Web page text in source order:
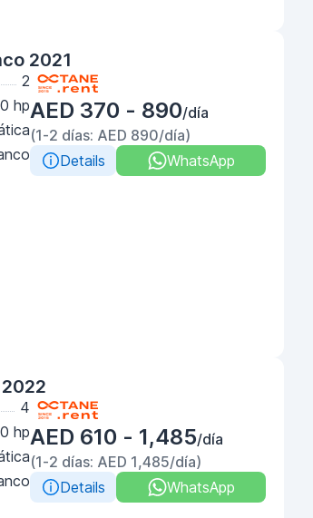
2021
2
hpAED 370 - 890/día
(1-2 días: AED 890/día)
Details
WhatsApp
4
hpAED 610 - 1,485/día
(1-2 días: AED 1,485/día)
Details
WhatsApp